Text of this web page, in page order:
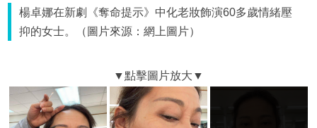
楊卓娜在新劇《奪命提示》中化老妝飾演60多歲情緒壓
抑的女士。（圖片來源：網上圖片）